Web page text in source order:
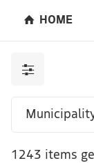
HOME
1243 items